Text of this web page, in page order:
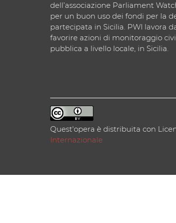
dell’associazione Parliament
per un buon uso dei fondi per la
partecipata in Sicilia. PWI lavora
favorire azioni di monitoraggio
pubblica a livello locale, in Sicilia.
Quest'opera è distribuita con
Internazionale